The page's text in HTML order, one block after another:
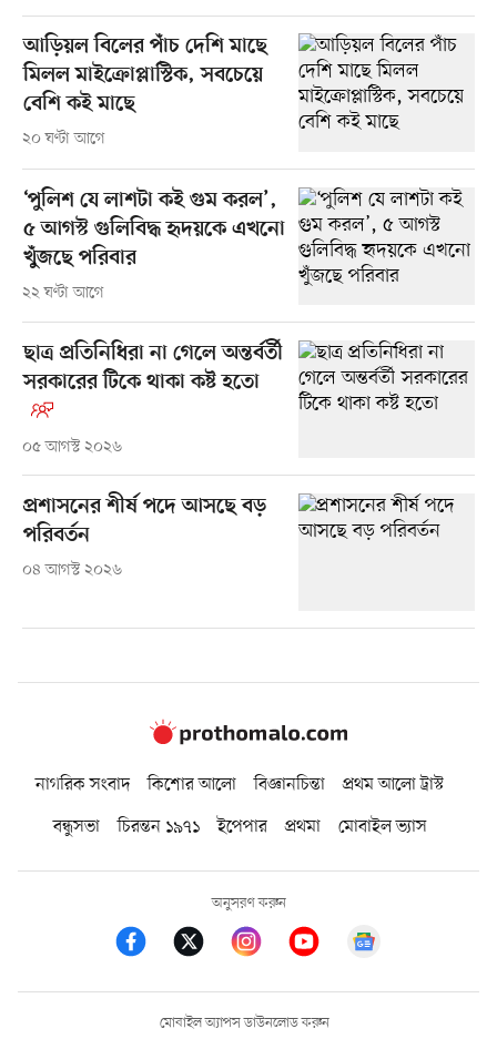
আড়িয়ল বিলের পাঁচ দেশি মাছে
মিলল মাইক্রোপ্লাস্টিক, সবচেয়ে
বেশি কই মাছে
২০ ঘণ্টা আগে
‘পুলিশ যে লাশটা কই গুম করল’,
৫ আগস্ট গুলিবিদ্ধ হৃদয়কে এখনো
খুঁজছে পরিবার
২২ ঘণ্টা আগে
ছাত্র প্রতিনিধিরা না গেলে অন্তর্বর্তী
সরকারের টিকে থাকা কষ্ট হতো
০৫ আগস্ট ২০২৬
প্রশাসনের শীর্ষ পদে আসছে বড়
পরিবর্তন
০৪ আগস্ট ২০২৬
নাগরিক সংবাদ কিশোর আলো বিজ্ঞানচিন্তা
প্রথম আলো ট্রাস্ট
বন্ধুসভা
চিরন্তন ১৯৭১ ইপেপার প্রথমা মোবাইল ভ্যাস
অনুসরণ করুন
মোবাইল অ্যাপস ডাউনলোড করুন